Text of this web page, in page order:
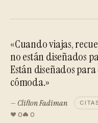
«Cuando viajas,
no están diseñados
Están diseñados
cómoda.»
— Clifton Fadiman
0 0